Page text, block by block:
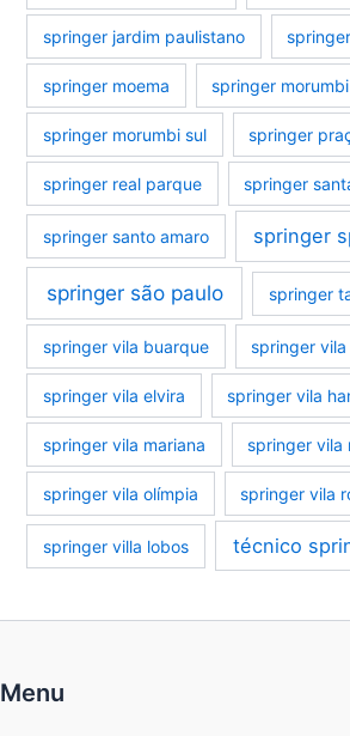
springer jardim paulistano
springer moema springer morumbi
springer morumbi sul springer
springer real parque springer
springer santo amaro springer
springer são paulo springer
springer vila buarque springer
springer vila elvira springer vila
springer vila mariana springer vila
springer vila olímpia springer vila
springer villa lobos técnico
Menu